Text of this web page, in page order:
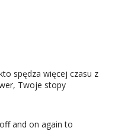
spędza więcej czasu z
Twoje stopy
and on again to